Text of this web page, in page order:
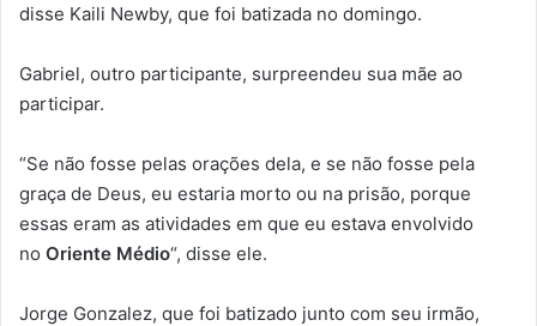
disse Kaili Newby, que foi batizada no domingo.
Gabriel, outro participante, surpreendeu sua mãe ao
participar.
“Se não fosse pelas orações dela, e se não fosse pela
graça de Deus, eu estaria morto ou na prisão, porque
essas eram as atividades em que eu estava envolvido
no Oriente Médio“, disse ele.
Jorge Gonzalez, que foi batizado junto com seu irmão,